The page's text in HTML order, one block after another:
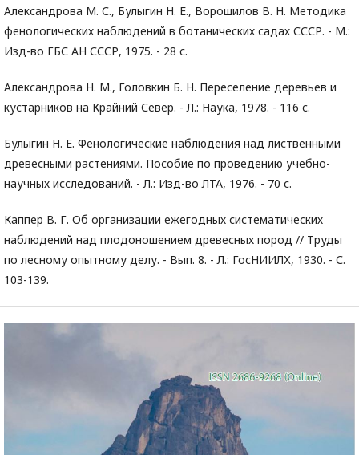
Александрова М. С., Булыгин Н. Е., Ворошилов В. Н. Методика
фенологических наблюдений в ботанических садах СССР. - М.:
Изд-во ГБС АН СССР, 1975. - 28 с.
Александрова Н. М., Головкин Б. Н. Переселение деревьев и
кустарников на Крайний Север. - Л.: Наука, 1978. - 116 c.
Булыгин Н. Е. Фенологические наблюдения над лиственными
древесными растениями. Пособие по проведению учебно-
научных исследований. - Л.: Изд-во ЛТА, 1976. - 70 с.
Каппер В. Г. Об организации ежегодных систематических
наблюдений над плодоношением древесных пород // Труды
по лесному опытному делу. - Вып. 8. - Л.: ГосНИИЛХ, 1930. - С.
103-139.